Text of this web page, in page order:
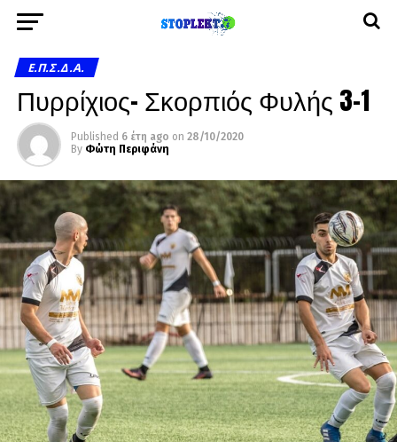
Ε.Π.Σ.Δ.Α.
Πυρρίχιος- Σκορπιός Φυλής 3-1
Published 6 έτη ago on 28/10/2020
By Φώτη Περιφάνη